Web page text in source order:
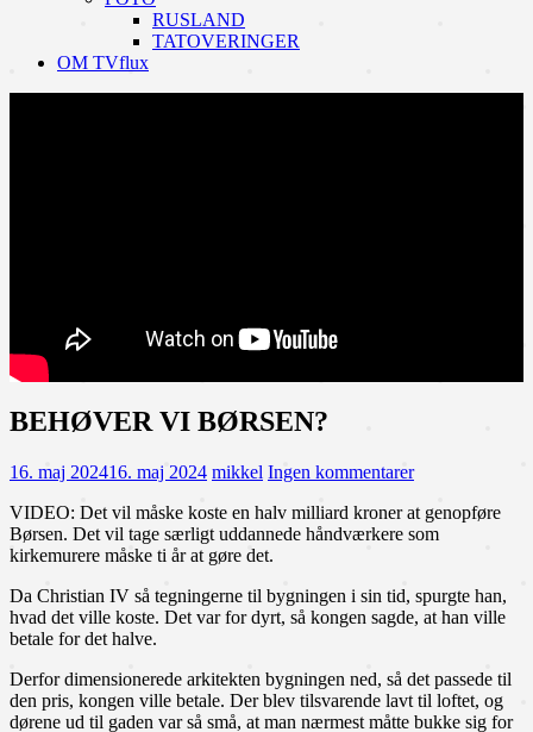
RUSLAND
TATOVERINGER
OM TVflux
BEHØVER VI BØRSEN?
16. maj 202416. maj 2024 mikkel Ingen kommentarer
VIDEO: Det vil måske koste en halv milliard kroner at genopføre
Børsen. Det vil tage særligt uddannede håndværkere som
kirkemurere måske ti år at gøre det.
Da Christian IV så tegningerne til bygningen i sin tid, spurgte han,
hvad det ville koste. Det var for dyrt, så kongen sagde, at han ville
betale for det halve.
Derfor dimensionerede arkitekten bygningen ned, så det passede til
den pris, kongen ville betale. Der blev tilsvarende lavt til loftet, og
dørene ud til gaden var så små, at man nærmest måtte bukke sig for